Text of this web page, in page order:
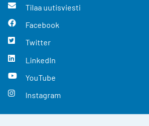
Tilaa uutisviesti
Facebook
Twitter
LinkedIn
YouTube
Instagram